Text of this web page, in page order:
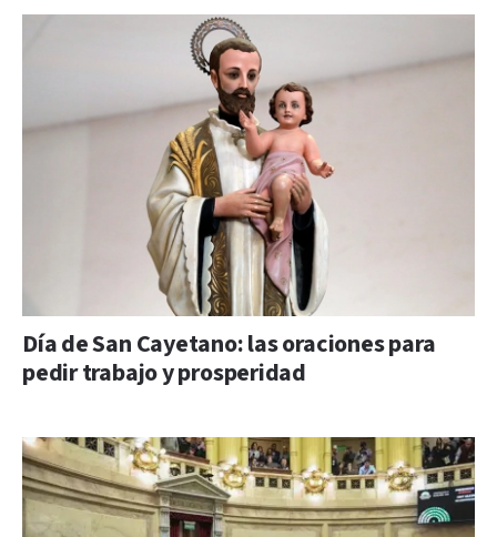
Día de San Cayetano: las oraciones para
pedir trabajo y prosperidad